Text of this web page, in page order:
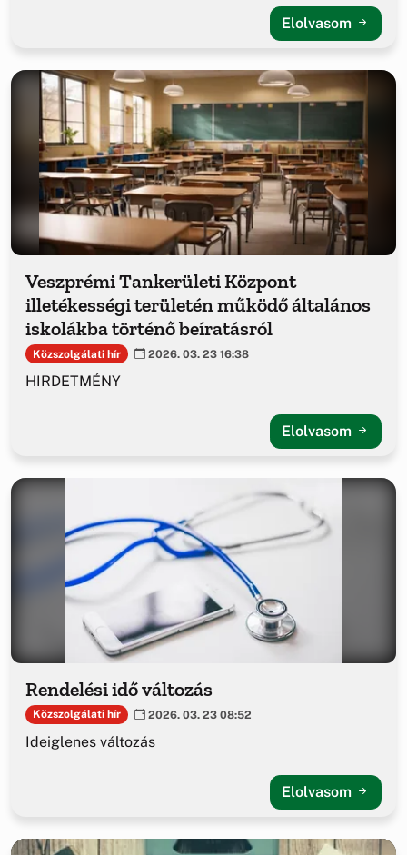
Elolvasom
Veszprémi Tankerületi Központ
illetékességi területén működő általános
iskolákba történő beíratásról
Közszolgálati hír 2026. 03. 23 16:38
HIRDETMÉNY
Elolvasom
Rendelési idő változás
Közszolgálati hír 2026. 03. 23 08:52
Ideiglenes változás
Elolvasom